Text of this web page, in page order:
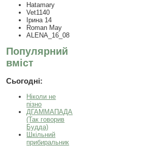
Hatamary
Vet1140
Ірина 14
Roman May
ALENA_16_08
Популярний
вміст
Сьогодні:
Ніколи не
пізно
ДГАММАПАДА
(Так говорив
Будда)
Шкільний
прибиральник